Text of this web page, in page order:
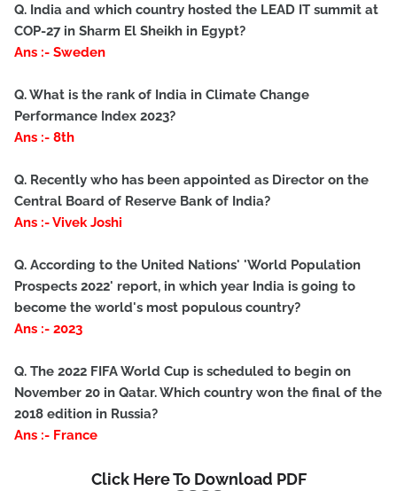
Q. India and which country hosted the LEAD IT summit at
COP-27 in Sharm El Sheikh in Egypt?
Ans :- Sweden
Q. What is the rank of India in Climate Change
Performance Index 2023?
Ans :- 8th
Q. Recently who has been appointed as Director on the
Central Board of Reserve Bank of India?
Ans :- Vivek Joshi
Q. According to the United Nations' 'World Population
Prospects 2022' report, in which year India is going to
become the world's most populous country?
Ans :- 2023
Q. The 2022 FIFA World Cup is scheduled to begin on
November 20 in Qatar. Which country won the final of the
2018 edition in Russia?
Ans :- France
Click Here To Download PDF